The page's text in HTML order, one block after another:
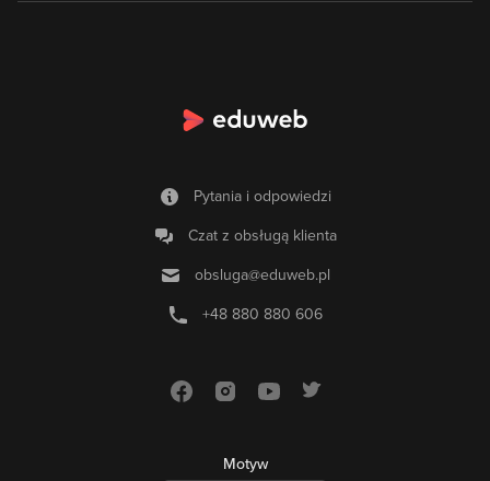
Pytania i odpowiedzi
Czat z obsługą klienta
obsluga@eduweb.pl
+48 880 880 606
Motyw